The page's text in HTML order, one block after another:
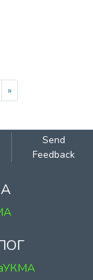
»
Send
Feedback